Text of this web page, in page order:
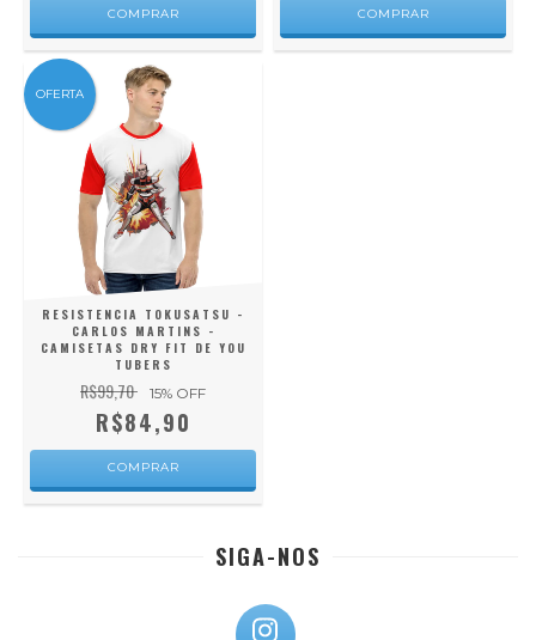
COMPRAR COMPRAR
OFERTA
RESISTENCIA TOKUSATSU -
CARLOS MARTINS -
CAMISETAS DRY FIT DE YOU
TUBERS
R$99,70 15% OFF
R$84,90
COMPRAR
SIGA-NOS